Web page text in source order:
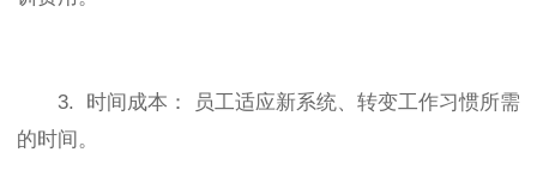
3. 时间成本： 员工适应新系统、转变工作习惯所需
的时间。